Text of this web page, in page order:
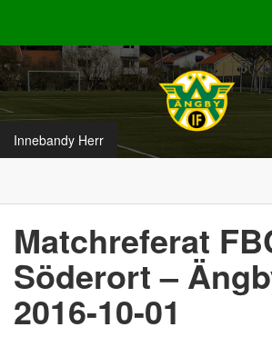
Innebandy Herr
Matchreferat
Söderort –
2016-10-01